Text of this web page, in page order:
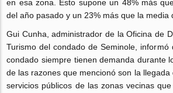
en esa zona. Esto supone un 48% más
del año pasado y un 23% más que la media
Gui Cunha, administrador de la Oficina de
Turismo del condado de Seminole,
condado siempre tienen demanda durante
de las razones que mencionó son la
servicios públicos de las zonas vecinas